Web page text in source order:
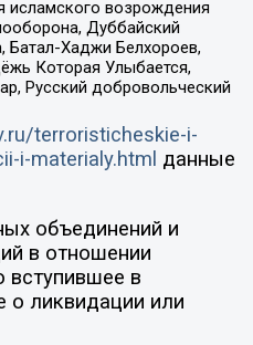
исламского возрождения
Дуббайский
Батал-Хаджи Белхороев,
Которая Улыбается,
Русский добровольческий
terroristicheskie-i-
i-materialy.html данные
объединений и
в отношении
вступившее в
о ликвидации или